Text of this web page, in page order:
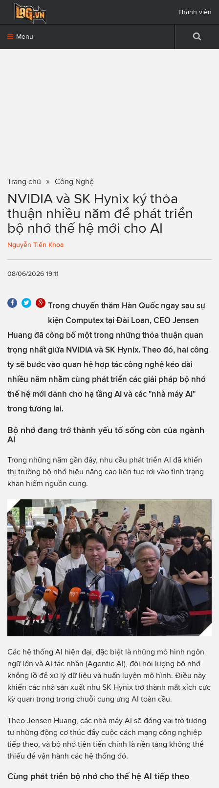
Menu
Thành viên
Trang chủ Công Nghệ
NVIDIA và SK Hynix ký thỏa
thuận nhiều năm để phát triển
bộ nhớ thế hệ mới cho AI
Nguyễn Tiến Khoa
08/06/2026 19:11
Trong chuyến thăm Hàn Quốc ngay sau sự
kiện Computex tại Đài Loan, CEO Jensen
Huang đã công bố một trong những thỏa thuận quan
trọng nhất giữa NVIDIA và SK Hynix. Theo đó, hai công
ty sẽ bước vào quan hệ hợp tác công nghệ kéo dài
nhiều năm nhằm cùng phát triển các giải pháp bộ nhớ
thế hệ mới dành cho hạ tầng AI và các "nhà máy AI"
trong tương lai.
Bộ nhớ đang trở thành yếu tố sống còn của ngành
AI
Trong những năm gần đây, nhu cầu phát triển AI đã khiến
thị trường bộ nhớ hiệu năng cao liên tục rơi vào tình trạng
khan hiếm nguồn cung.
Các hệ thống AI hiện đại, đặc biệt là những mô hình ngôn
ngữ lớn và AI tác nhân (Agentic AI), đòi hỏi lượng bộ nhớ
khổng lồ để xử lý dữ liệu và huấn luyện mô hình. Điều này
khiến các nhà sản xuất như SK Hynix trở thành mắt xích cực
kỳ quan trọng trong chuỗi cung ứng AI toàn cầu.
Theo Jensen Huang, các nhà máy AI sẽ đóng vai trò tương
tự những động cơ thúc đẩy cuộc cách mạng công nghiệp
tiếp theo, và bộ nhớ tiên tiến chính là nền tảng không thể
thiếu để vận hành các hệ thống đó.
Cùng phát triển bộ nhớ cho thế hệ AI tiếp theo